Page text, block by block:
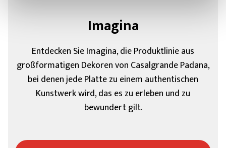
Imagina
Entdecken Sie Imagina, die Produktlinie aus
großformatigen Dekoren von Casalgrande Padana,
bei denen jede Platte zu einem authentischen
Kunstwerk wird, das es zu erleben und zu
bewundert gilt.